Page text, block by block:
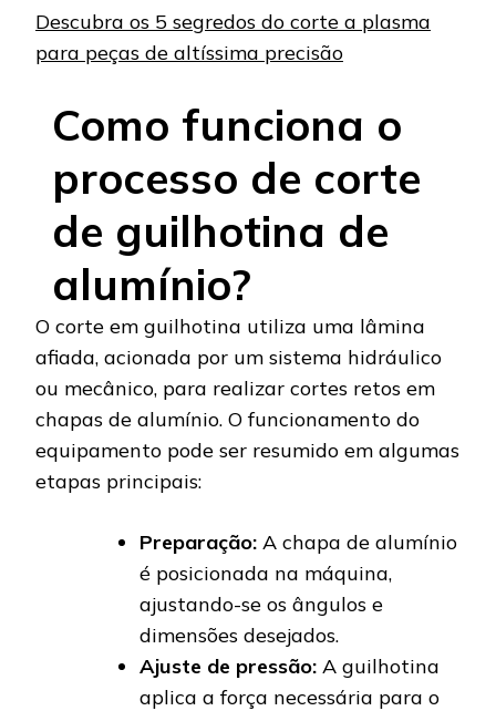
Descubra os 5 segredos do corte a plasma
para peças de altíssima precisão
Como funciona o
processo de corte
de guilhotina de
alumínio?
O corte em guilhotina utiliza uma lâmina
afiada, acionada por um sistema hidráulico
ou mecânico, para realizar cortes retos em
chapas de alumínio. O funcionamento do
equipamento pode ser resumido em algumas
etapas principais:
Preparação: A chapa de alumínio
é posicionada na máquina,
ajustando-se os ângulos e
dimensões desejados.
Ajuste de pressão: A guilhotina
aplica a força necessária para o